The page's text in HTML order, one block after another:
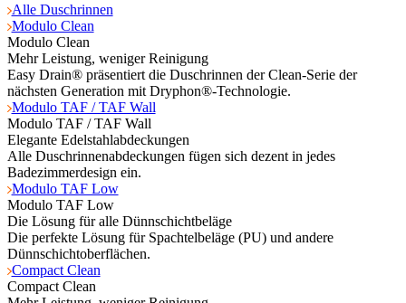
Alle Duschrinnen
Modulo Clean
Modulo Clean
Mehr Leistung, weniger Reinigung
Easy Drain® präsentiert die Duschrinnen der Clean-Serie der
nächsten Generation mit Dryphon®-Technologie.
Modulo TAF / TAF Wall
Modulo TAF / TAF Wall
Elegante Edelstahlabdeckungen
Alle Duschrinnenabdeckungen fügen sich dezent in jedes
Badezimmerdesign ein.
Modulo TAF Low
Modulo TAF Low
Die Lösung für alle Dünnschichtbeläge
Die perfekte Lösung für Spachtelbeläge (PU) und andere
Dünnschichtoberflächen.
Compact Clean
Compact Clean